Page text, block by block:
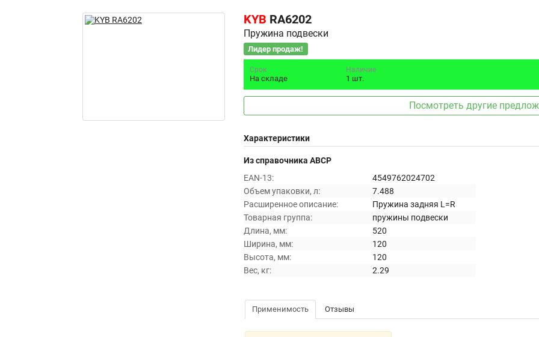
KYB RA6202
Пружина подвески
Лидер продаж!
Срок
На складе
Наличие
1 шт.
Посмотреть другие
Характеристики
Из справочника ABCP
EAN-13:
4549762024702
Объем упаковки, л:
7.488
Расширенное описание:
Пружина задняя L=R
Товарная группа:
пружины подвески
Длина, мм:
520
Ширина, мм:
120
Высота, мм:
120
Вес, кг:
2.29
Применимость Отзывы